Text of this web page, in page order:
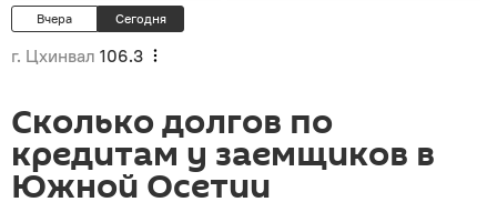
Вчера Сегодня
г. Цхинвал 106.3
Сколько долгов по
кредитам у заемщиков в
Южной Осетии